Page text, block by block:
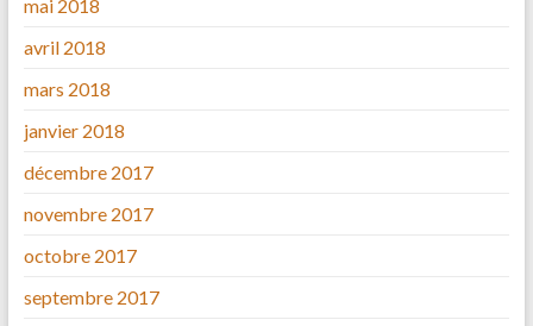
mai 2018
avril 2018
mars 2018
janvier 2018
décembre 2017
novembre 2017
octobre 2017
septembre 2017